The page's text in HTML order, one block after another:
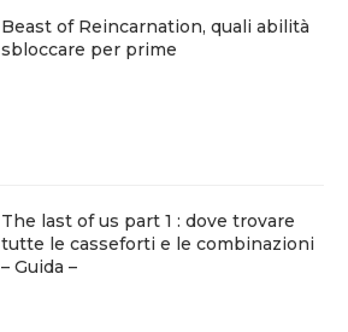
Beast of Reincarnation, quali abilità
sbloccare per prime
The last of us part 1 : dove trovare
tutte le casseforti e le combinazioni
– Guida –